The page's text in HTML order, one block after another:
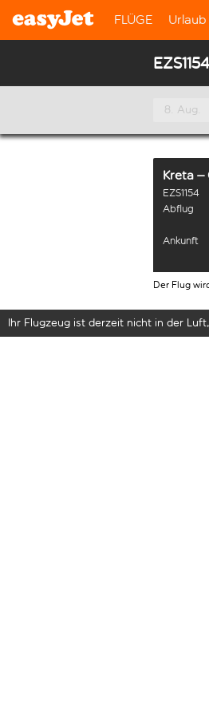
FLÜGE Urlaub
8. Aug.
Kreta –
EZS1154
Abflug
Ankunft
Der Flug
Ihr Flugzeug ist derzeit nicht in der